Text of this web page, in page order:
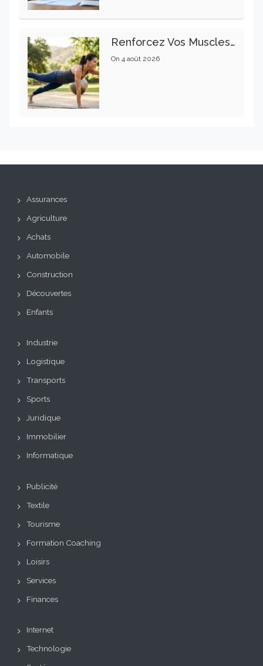
Renforcez Vos Muscles Profonds Pour Apaiser Votre Mal De Dos
On 4 août 2026
Assurances
Agriculture
Achats
Automobile
Construction
Découvertes
Enfants
Industrie
Logistique
Transports
Sports
Juridique
Immobilier
Informatique
Publicité
Textile
Tourisme
Formation Coaching
Loisirs
Services
Finances
Internet
Technologie